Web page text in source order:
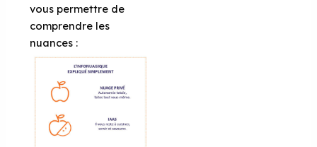
vous permettre de
comprendre les
nuances :